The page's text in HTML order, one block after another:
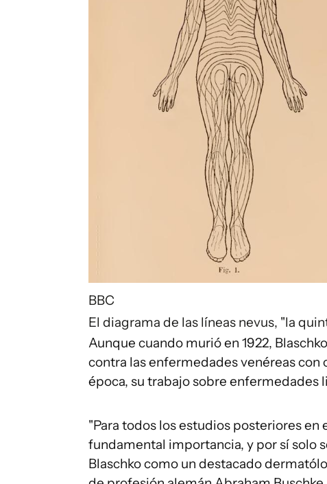
BBC
El diagrama de las líneas nevus, "la
Aunque cuando murió en 1922,
contra las enfermedades venéreas
época, su trabajo sobre enfermedades
"Para todos los estudios posteriores
fundamental importancia, y por sí solo
Blaschko como un destacado